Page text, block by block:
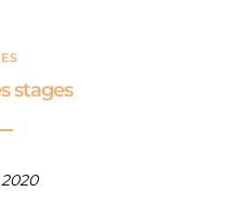
stages